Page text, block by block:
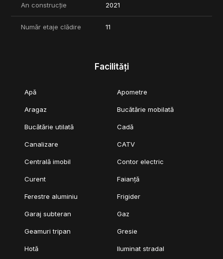
An construcție 2021
Număr etaje clădire 11
Facilități
Apă Apometre
Aragaz Bucătărie mobilată
Bucătărie utilată Cadă
Canalizare CATV
Centrală imobil Contor electric
Curent Faianță
Ferestre aluminiu Frigider
Garaj subteran Gaz
Geamuri tripan Gresie
Hotă Iluminat stradal